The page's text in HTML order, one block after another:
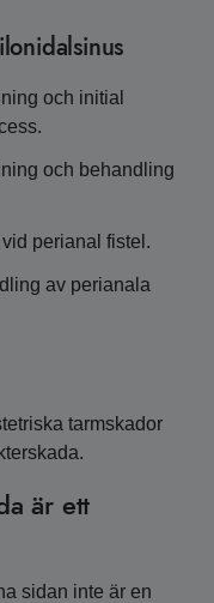
och initial
och behandling
perianal fistel.
av perianala
tarmskador
är ett
sidan inte är en